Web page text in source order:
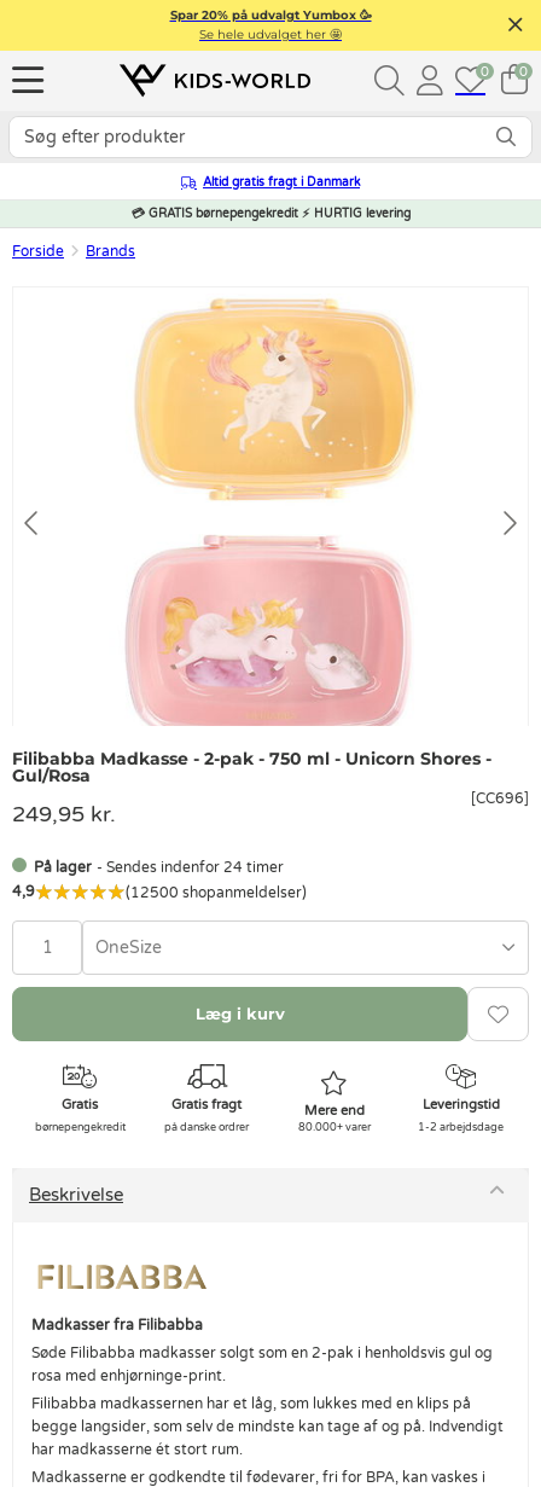
Spar 20% på udvalgt Yumbox 🥳
Se hele udvalget her 🤩
0 0
Altid gratis fragt i Danmark
💳 GRATIS børnepengekredit ⚡ HURTIG levering
Forside Brands
Filibabba Madkasse - 2-pak - 750 ml - Unicorn Shores -
Gul/Rosa
[CC696]
249,95 kr.
På lager - Sendes indenfor 24 timer
4,9
(12500 shopanmeldelser)
OneSize
Læg i kurv
Gratis
børnepengekredit
Gratis fragt
på danske ordrer
Mere end
80.000+ varer
Leveringstid
1-2 arbejdsdage
Beskrivelse
Madkasser fra Filibabba
Søde Filibabba madkasser solgt som en 2-pak i henholdsvis gul og
rosa med enhjørninge-print.
Filibabba madkassernen har et låg, som lukkes med en klips på
begge langsider, som selv de mindste kan tage af og på. Indvendigt
har madkasserne ét stort rum.
Madkasserne er godkendte til fødevarer, fri for BPA, kan vaskes i